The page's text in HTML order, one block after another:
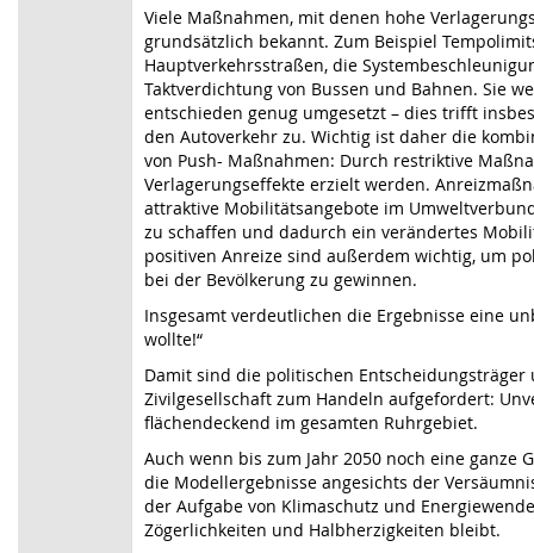
Viele Maßnahmen, mit denen hohe
grundsätzlich bekannt. Zum Beispiel
Hauptverkehrsstraßen, die
Taktverdichtung von Bussen und Bahnen. Sie
entschieden genug umgesetzt – dies trifft
den Autoverkehr zu. Wichtig ist daher die
von Push- Maßnahmen: Durch restriktive
Verlagerungseffekte erzielt werden.
attraktive Mobilitätsangebote im
zu schaffen und dadurch ein verändertes
positiven Anreize sind außerdem wichtig, um
bei der Bevölkerung zu gewinnen.
Insgesamt verdeutlichen die Ergebnisse eine
wollte!“
Damit sind die politischen
Zivilgesellschaft zum Handeln aufgefordert:
flächendeckend im gesamten Ruhrgebiet.
Auch wenn bis zum Jahr 2050 noch eine ganze
die Modellergebnisse angesichts der
der Aufgabe von Klimaschutz und
Zögerlichkeiten und Halbherzigkeiten bleibt.